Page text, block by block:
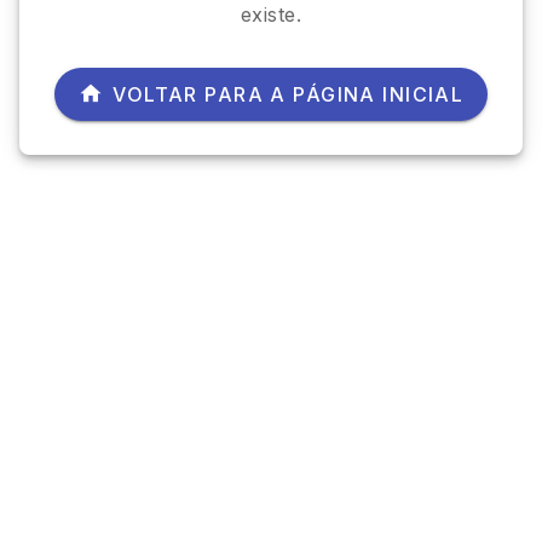
existe.
VOLTAR PARA A PÁGINA INICIAL